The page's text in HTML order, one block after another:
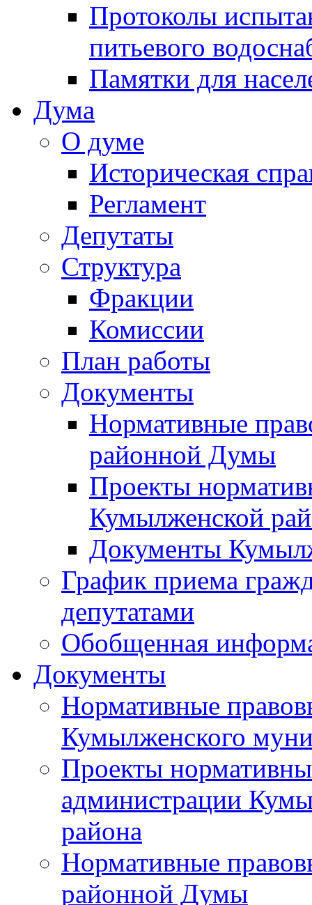
Протоколы
питьевого
Памятки для
Дума
О думе
Историческая
Регламент
Депутаты
Структура
Фракции
Комиссии
План работы
Документы
Нормативные
районной Думы
Проекты
Кумылженской
Документы
График приема
депутатами
Обобщенная
Документы
Нормативные
Кумылженского
Проекты
администрации
района
Нормативные
районной Думы